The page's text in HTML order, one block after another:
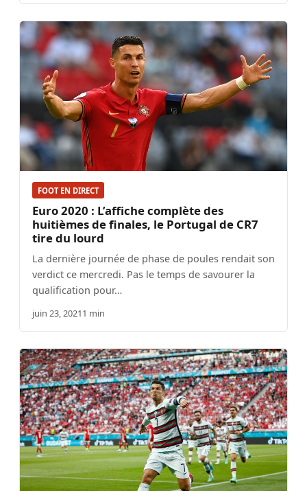
FOOT EN DIRECT
Euro 2020 : L’affiche complète des
huitièmes de finales, le Portugal de CR7
tire du lourd
La dernière journée de phase de poules rendait son
verdict ce mercredi. Pas le temps de savourer la
qualification pour…
juin 23, 20211 min